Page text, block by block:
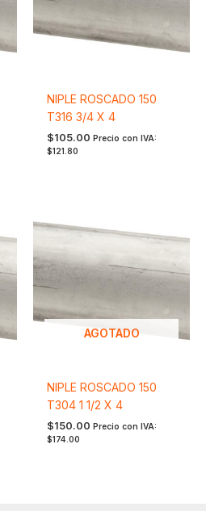
NIPLE ROSCADO 150
T316 3/4 X 4
$105.00 Precio con IVA:
$121.80
AGOTADO
NIPLE ROSCADO 150
T304 1 1/2 X 4
$150.00 Precio con IVA:
$174.00